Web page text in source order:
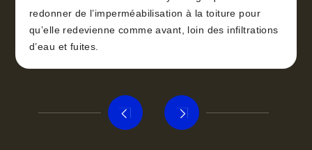
redonner de l’imperméabilisation à la toiture pour
qu’elle redevienne comme avant, loin des infiltrations
d’eau et fuites.